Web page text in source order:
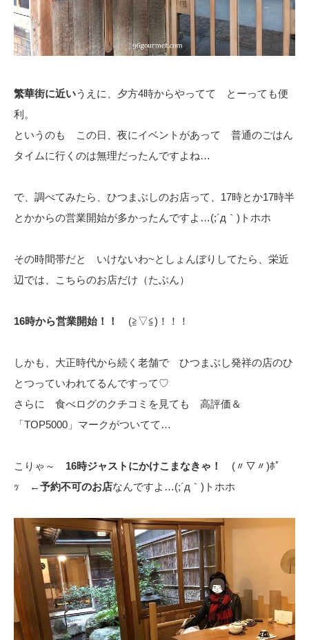
繁華街に近いうえに、夕方4時からやってて とーっても便
利。
というのも この日、夜にイベントがあって 普通のごはん
タイムに行くのは無理だったんですよね…
で、調べてみたら、ひつまぶしのお店って、17時とか17時半
とかからの営業開始が多かったんですよ…(;´д｀)トホホ
その時間帯だと いけないわ~としょんぼりしてたら、栄近
辺では、こちらのお店だけ（たぶん）
16時から営業開始！！ (≧▽≦)！！！
しかも、大正時代から続く老舗で ひつまぶし発祥の店のひ
とつっていわれてるんですって♡
さらに 食べログのクチコミを見ても 高評価＆
「TOP5000」マークがついてて…
こりゃ～ 16時ジャストにかけこまなきゃ！
(〃▽〃)ﾎﾟ
ｯ ←予約不可のお店なんですよ…(;´д｀)トホホ